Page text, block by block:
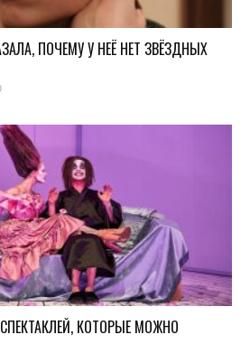
ПОЧЕМУ У НЕЁ НЕТ ЗВЁЗДНЫХ
КОТОРЫЕ МОЖНО